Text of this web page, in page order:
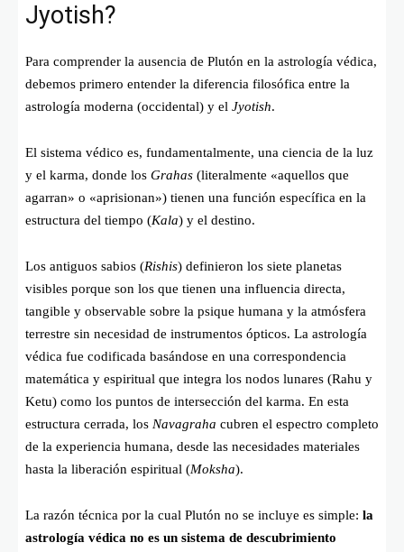
Jyotish?
Para comprender la ausencia de Plutón en la astrología védica,
debemos primero entender la diferencia filosófica entre la
astrología moderna (occidental) y el Jyotish.
El sistema védico es, fundamentalmente, una ciencia de la luz
y el karma, donde los Grahas (literalmente «aquellos que
agarran» o «aprisionan») tienen una función específica en la
estructura del tiempo (Kala) y el destino.
Los antiguos sabios (Rishis) definieron los siete planetas
visibles porque son los que tienen una influencia directa,
tangible y observable sobre la psique humana y la atmósfera
terrestre sin necesidad de instrumentos ópticos. La astrología
védica fue codificada basándose en una correspondencia
matemática y espiritual que integra los nodos lunares (Rahu y
Ketu) como los puntos de intersección del karma. En esta
estructura cerrada, los Navagraha cubren el espectro completo
de la experiencia humana, desde las necesidades materiales
hasta la liberación espiritual (Moksha).
La razón técnica por la cual Plutón no se incluye es simple: la
astrología védica no es un sistema de descubrimiento